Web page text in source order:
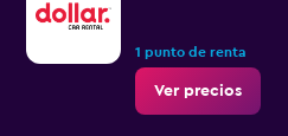
1 punto de renta
Ver precios